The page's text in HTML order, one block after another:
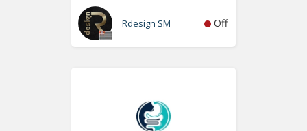
Rdesign SM Off